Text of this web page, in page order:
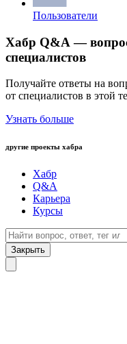
Пользователи
Хабр Q&A —
специалистов
Получайте ответы на
от специалистов в этой
Узнать больше
другие проекты хабра
Хабр
Q&A
Карьера
Курсы
Закрыть